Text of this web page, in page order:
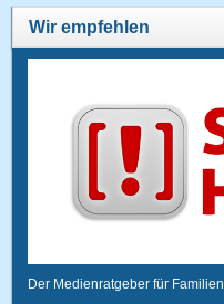
Wir empfehlen
Der Medienratgeber für Familien